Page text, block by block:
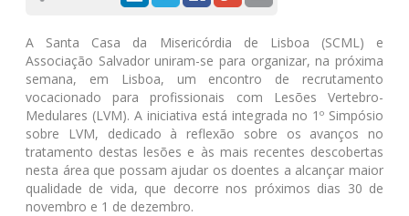
A Santa Casa da Misericórdia de Lisboa (SCML) e
Associação Salvador uniram-se para organizar, na próxima
semana, em Lisboa, um encontro de recrutamento
vocacionado para profissionais com Lesões Vertebro-
Medulares (LVM). A iniciativa está integrada no 1º Simpósio
sobre LVM, dedicado à reflexão sobre os avanços no
tratamento destas lesões e às mais recentes descobertas
nesta área que possam ajudar os doentes a alcançar maior
qualidade de vida, que decorre nos próximos dias 30 de
novembro e 1 de dezembro.